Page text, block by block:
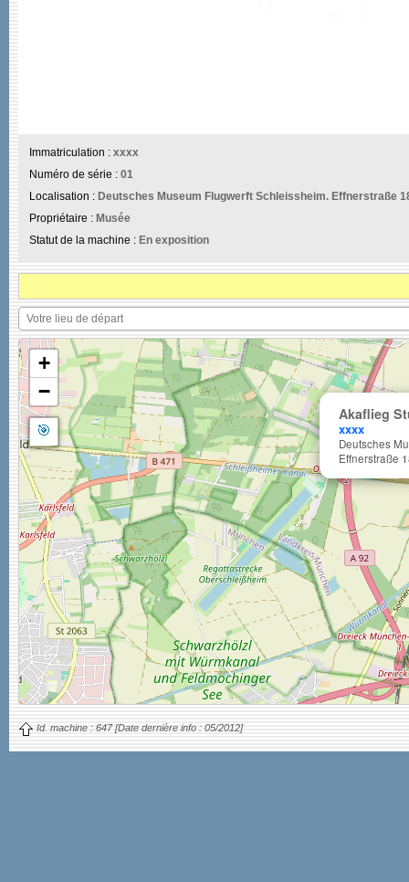
Immatriculation : xxxx
Numéro de série : 01
Localisation : Deutsches Museum Flugwerft Schleissheim. Effnerstraße
Propriétaire : Musée
Statut de la machine : En exposition
Akaflieg
xxxx
Deutsches
Effnerstraße
+
−
🎯
Id. machine : 647 [Date dernière info : 05/2012]